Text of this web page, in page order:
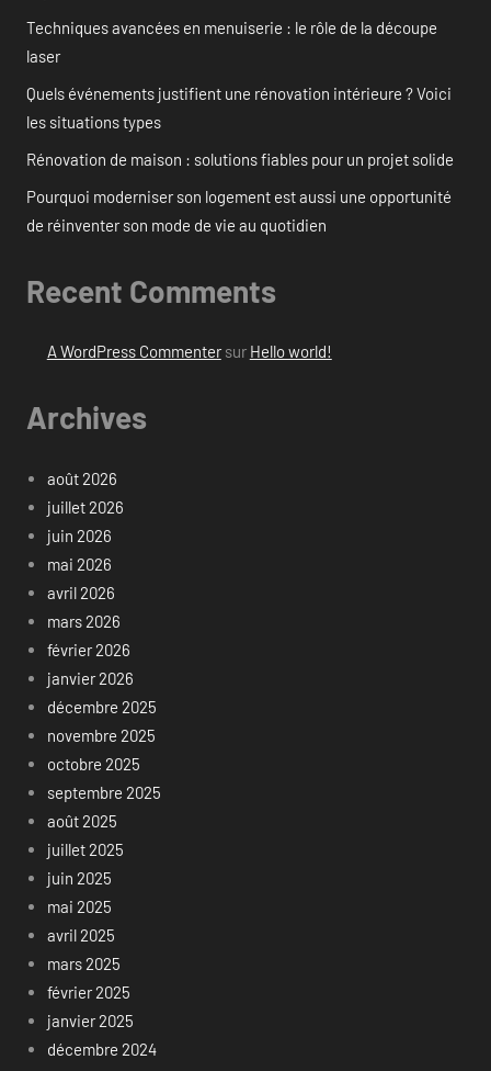
Techniques avancées en menuiserie : le rôle de la découpe
laser
Quels événements justifient une rénovation intérieure ? Voici
les situations types
Rénovation de maison : solutions fiables pour un projet solide
Pourquoi moderniser son logement est aussi une opportunité
de réinventer son mode de vie au quotidien
Recent Comments
A WordPress Commentersur Hello world!
Archives
août 2026
juillet 2026
juin 2026
mai 2026
avril 2026
mars 2026
février 2026
janvier 2026
décembre 2025
novembre 2025
octobre 2025
septembre 2025
août 2025
juillet 2025
juin 2025
mai 2025
avril 2025
mars 2025
février 2025
janvier 2025
décembre 2024